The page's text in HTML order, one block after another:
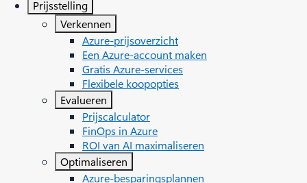
Prijsstelling
Verkennen
Azure-prijsoverzicht
Een Azure-account maken
Gratis Azure-services
Flexibele koopopties
Evalueren
Prijscalculator
FinOps in Azure
ROI van AI maximaliseren
Optimaliseren
Azure-besparingsplannen